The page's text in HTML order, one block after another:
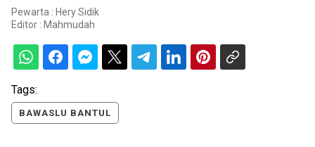
Pewarta : Hery Sidik
Editor : Mahmudah
Tags:
BAWASLU BANTUL